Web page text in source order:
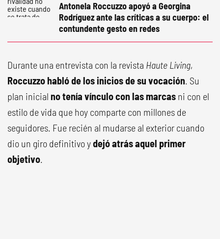
Antonela Roccuzzo apoyó a Georgina
Rodríguez ante las críticas a su cuerpo: el
contundente gesto en redes
Durante una entrevista con la revista Haute Living,
Roccuzzo habló de los inicios de su vocación. Su
plan inicial no tenía vínculo con las marcas ni con el
estilo de vida que hoy comparte con millones de
seguidores. Fue recién al mudarse al exterior cuando
dio un giro definitivo ydejó atrás aquel primer
objetivo.